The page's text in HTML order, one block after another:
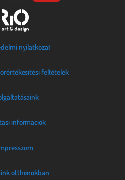
nyilatkozat
feltételek
információk
otthonokban